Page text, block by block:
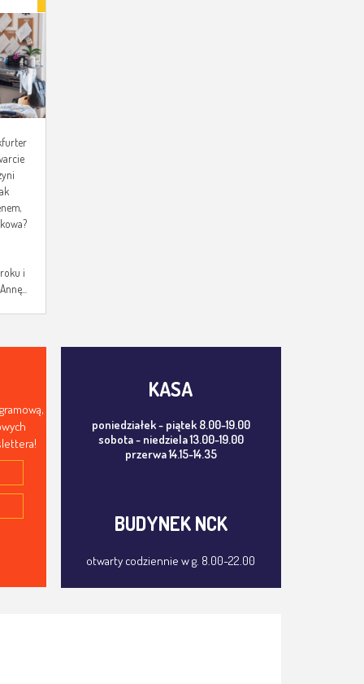
i
KASA
poniedziałek - piątek 8.00-19.00
sobota - niedziela 13.00-19.00
przerwa 14.15-14.35
BUDYNEK NCK
otwarty codziennie w g. 8.00-22.00